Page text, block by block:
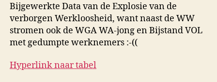
Bijgewerkte Data van de Explosie van de
verborgen Werkloosheid, want naast de WW
stromen ook de WGA WA-jong en Bijstand VOL
met gedumpte werknemers :-((
Hyperlink naar tabel